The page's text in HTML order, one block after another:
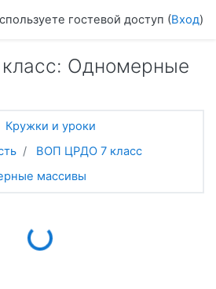
гостевой доступ (Вход)
Одномерные
Кружки и уроки
ВОП ЦРДО 7 класс
массивы
Loading...